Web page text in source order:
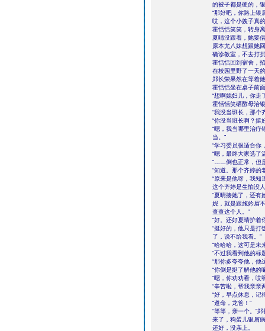
的被子都是硬的，
“那好吧，你路上银
哎，这个小嫂子真
霍恬恬笑笑，转身
夏晴没跟着，她要
原本尤八妹想跟她
确诊教室，不去打
霍恬恬回到宿舍，
在校园里野了一天
郑长荣果然在等着
霍恬恬坐在桌子前
“想啊媳妇儿，你走
霍恬恬笑硒酵母治
“我没当班长，那个
“你没当班长啊？挺
“嗯，我当哪里治疗
当。”
“学习委员很适合你
“嗯，最终大家选了
“……倒也正常，但
“知道。那个齐婷的
“原来是他呀，我知
这个齐婷是生怕没
“夏晴揍她了，还有
妮，就是跟施妗眉
查查这个人。”
“好。还好夏晴护着
“挺好的，他只是打
了，说不给我看。”
“哈哈哈，这可是未
“不过我看到他的标
“那你多夸夸他，他
“你倒是挺了解他的
“嗯，你劝劝看，哎
“辛苦啦，帮我亲亲
“好，早点休息，记
“遵命，龙爸！”
“等等，亲一个。”
来了，狗蛋儿银屑
还好，没亲上。